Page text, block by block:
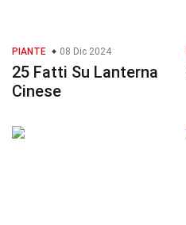
PIANTE 08 Dic 2024
25 Fatti Su Lanterna
Cinese